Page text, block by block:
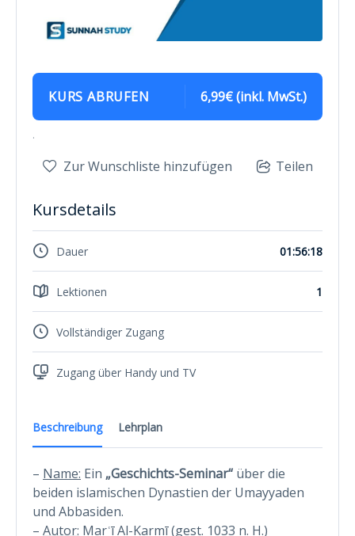
Beschreibung Lehrplan
– Name: Ein „Geschichts-Seminar“ über die
beiden islamischen Dynastien der Umayyaden
und Abbasiden.
– Autor: Marʿī Al-Karmī (gest. 1033 n. H.)
KURS ABRUFEN 6,99€ (inkl. MwSt.)
.
Zur Wunschliste hinzufügen Teilen
Kursdetails
Dauer 01:56:18
Lektionen 1
Vollständiger Zugang
Zugang über Handy und TV